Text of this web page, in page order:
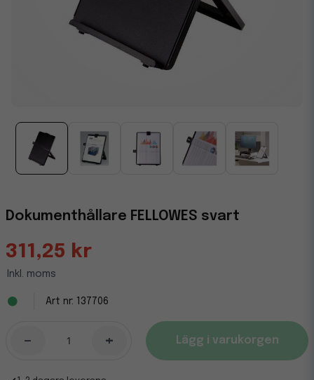
Dokumenthållare FELLOWES svart
311,25 kr
Inkl. moms
137706
- + Lägg i varukorgen